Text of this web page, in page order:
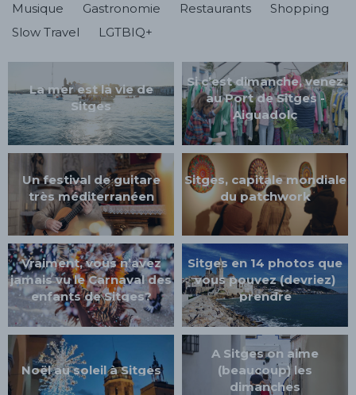
Musique
Gastronomie Restaurants
Shopping
Slow Travel
LGTBIQ+
La mer est la vie de
Sitges
Si c’est dimanche, venez
au Port de Sitges -
Aiguadolç
Un festival de guitare
très méditerranéen
Sitges, capitale mondiale
du patchwork
Vraiment, vous n’avez
jamais vu le Carnaval des
enfants de Sitges?
Sitges en 14 photos que
vous pouvez (devriez)
prendre
Noël au soleil à Sitges
A Sitges on aime
(beaucoup) les
dimanches